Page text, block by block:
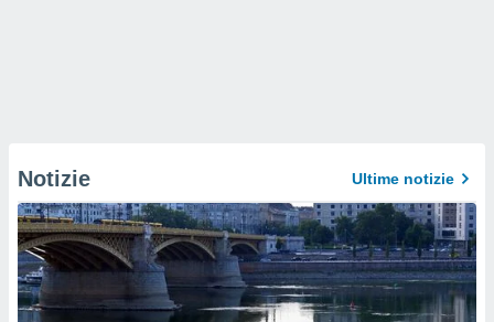
Notizie Ultime notizie